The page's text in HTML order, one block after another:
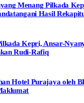
Menang Pilkada
Hasil
Kepri, Ansar-
Rudi-Rafiq
Hotel Purajaya oleh